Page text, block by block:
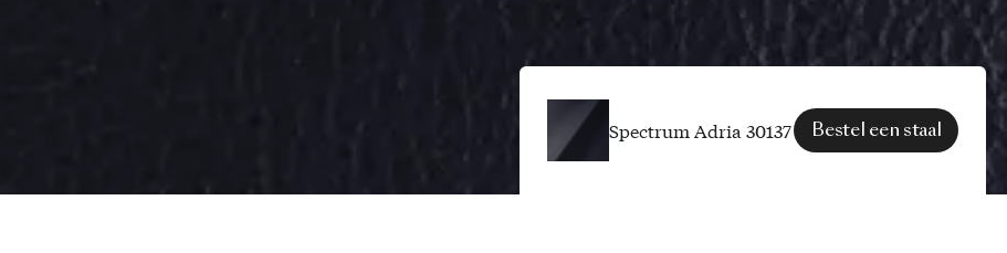
Spectrum Adria 30137 Bestel een staal